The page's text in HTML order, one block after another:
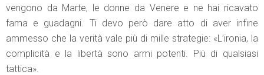
vengono da Marte, le donne da Venere e ne hai ricavato
fama e guadagni. Ti devo però dare atto di aver infine
ammesso che la verità vale più di mille strategie: «L’ironia, la
complicità e la libertà sono armi potenti. Più di qualsiasi
tattica».